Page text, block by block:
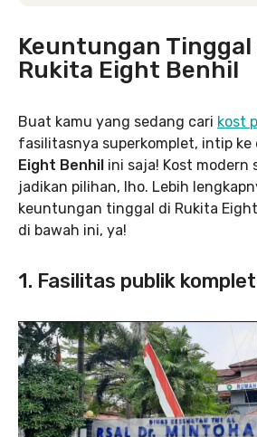
Keuntungan Tinggal
Rukita Eight Benhil
Buat kamu yang sedang cari kost
fasilitasnya superkomplet, intip ke
Eight Benhil ini saja! Kost modern
jadikan pilihan, lho. Lebih
keuntungan tinggal di Rukita
di bawah ini, ya!
1. Fasilitas publik komplet